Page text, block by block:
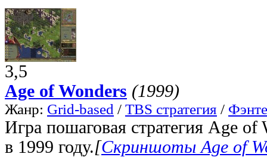
3,5
Age of Wonders (1999)
Жанр: Grid-based / TBS стратегия /
Игра пошаговая стратегия Age of
в 1999 году.[Скриншоты Age of